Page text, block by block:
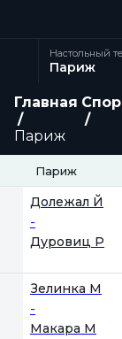
Настольный
Париж
Главная
Париж
Париж
Долежал Й
-
Дуровиц Р
Зелинка М
-
Макара М